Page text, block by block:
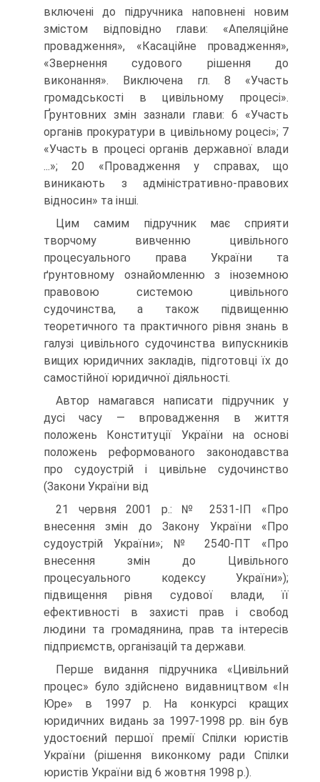
включені до підручника наповнені новим
змістом відповідно глави: «Апеляційне
провадження», «Касаційне провадження»,
«Звернення судового рішення до
виконання». Виключена гл. 8 «Участь
громадськості в цивільному процесі».
Ґрунтовних змін зазнали глави: 6 «Участь
органів прокуратури в цивільному роцесі»; 7
«Участь в процесі органів державної влади
...»; 20 «Провадження у справах, що
виникають з адміністративно-правових
відносин» та інші.
Цим самим підручник має сприяти
творчому вивченню цивільного
процесуального права України та
ґрунтовному ознайомленню з іноземною
правовою системою цивільного
судочинства, а також підвищенню
теоретичного та практичного рівня знань в
галузі цивільного судочинства випускників
вищих юридичних закладів, підготовці їх до
самостійної юридичної діяльності.
Автор намагався написати підручник у
дусі часу — впровадження в життя
положень Конституції України на основі
положень реформованого законодавства
про судоустрій і цивільне судочинство
(Закони України від
21 червня 2001 p.: № 2531-ІП «Про
внесення змін до Закону України «Про
судоустрій України»; № 2540-ПТ «Про
внесення змін до Цивільного
процесуального кодексу України»);
підвищення рівня судової влади, її
ефективності в захисті прав і свобод
людини та громадянина, прав та інтересів
підприємств, організацій та держави.
Перше видання підручника «Цивільний
процес» було здійснено видавництвом «Ін
Юре» в 1997 р. На конкурсі кращих
юридичних видань за 1997-1998 pp. він був
удостоєний першої премії Спілки юристів
України (рішення виконкому ради Спілки
юристів України від 6 жовтня 1998 p.).